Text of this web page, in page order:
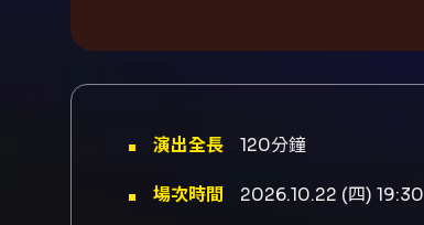
演出全長 120分鐘
場次時間 2026.10.22 (四) 19:30